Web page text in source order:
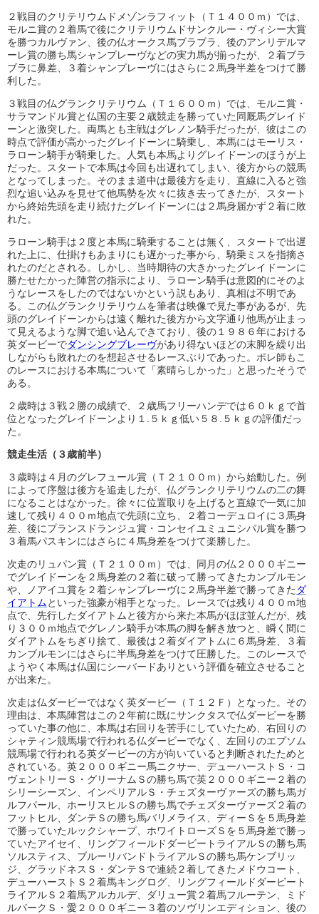
２戦目のクリテリウムドメゾンラフィット（Ｔ１４００ｍ）では、
モルニ賞の２着馬で後にクリテリウムドサンクルー・ヴィシー大賞
を勝つカルヴァン、後の仏オークス馬ブラブラ、後のアンリデルマ
ーレ賞の勝ち馬シャンプレーヴなどの実力馬が揃ったが、２着ブラ
ブラに鼻差、３着シャンプレーヴにはさらに２馬身半差をつけて勝
利した。
３戦目の仏グランクリテリウム（Ｔ１６００ｍ）では、モルニ賞・
サラマンドル賞と仏国の主要２歳競走を勝っていた同厩馬グレイド
ーンと激突した。両馬とも主戦はグレノン騎手だったが、彼はこの
時点で評価が高かったグレイドーンに騎乗し、本馬にはモーリス・
ラローン騎手が騎乗した。人気も本馬よりグレイドーンのほうが上
だった。スタートで本馬は今回も出遅れてしまい、後方からの競馬
となってしまった。そのまま道中は最後方を走り、直線に入ると強
烈な追い込みを見せて他馬勢を次々に抜き去ってきたが、スタート
から終始先頭を走り続けたグレイドーンには２馬身届かず２着に敗
れた。
ラローン騎手は２度と本馬に騎乗することは無く、スタートで出遅
れた上に、仕掛けもあまりにも遅かった事から、騎乗ミスを指摘さ
れたのだとされる。しかし、当時期待の大きかったグレイドーンに
勝たせたかった陣営の指示により、ラローン騎手は意図的にそのよ
うなレースをしたのではないかという説もあり、真相は不明であ
る。この仏グランクリテリウムを筆者は映像で見た事があるが、先
頭のグレイドーンからは遠く離れた後方から文字通り他馬が止まっ
て見えるような脚で追い込んできており、後の１９８６年における
英ダービーでダンシングブレーヴがあり得ないほどの末脚を繰り出
しながらも敗れたのを想起させるレースぶりであった。ポレ師もこ
のレースにおける本馬について「素晴らしかった」と思ったそうで
ある。
２歳時は３戦２勝の成績で、２歳馬フリーハンデでは６０ｋｇで首
位となったグレイドーンより１.５ｋｇ低い５８.５ｋｇの評価だっ
た。
競走生活（３歳前半）
３歳時は４月のグレフュール賞（Ｔ２１００ｍ）から始動した。例
によって序盤は後方を追走したが、仏グランクリテリウムの二の舞
になることはなかった。徐々に位置取りを上げると直線で一気に加
速して残り４００ｍ地点で先頭に立ち、２着コーデュロイに３馬身
差、後にプランスドランジュ賞・コンセイユミュニシパル賞を勝つ
３着馬パスキンにはさらに４馬身差をつけて楽勝した。
次走のリュパン賞（Ｔ２１００ｍ）では、同月の仏２０００ギニー
でグレイドーンを２馬身差の２着に破って勝ってきたカンブルモン
や、ノアイユ賞を２着シャンプレーヴに２馬身半差で勝ってきた ダ
イアトムといった強豪が相手となった。レースでは残り４００ｍ地
点で、先行したダイアトムと後方から来た本馬がほぼ並んだが、残
り３００ｍ地点でグレノン騎手が本馬の脚を解き放つと、瞬く間に
ダイアトムをちぎり捨て、最後は２着ダイアトムに６馬身差、３着
カンブルモンにはさらに半馬身差をつけて圧勝した。このレースで
ようやく本馬は仏国にシーバードありという評価を確立させること
が出来た。
次走は仏ダービーではなく英ダービー（Ｔ１２Ｆ）となった。その
理由は、本馬陣営はこの２年前に既にサンクタスで仏ダービーを勝
っていた事の他に、本馬は右回りを苦手にしていたため、右回りの
シャティン競馬場で行われる仏ダービーでなく、左回りのエプソム
競馬場で行われる英ダービーの方が向いていると判断されたためと
されている。英２０００ギニー馬ニクサー、デューハーストＳ・コ
ヴェントリーＳ・グリーナムＳの勝ち馬で英２０００ギニー２着の
シリーシーズン、インペリアルＳ・チェズターヴァーズの勝ち馬ガ
ルフパール、ホーリスヒルＳの勝ち馬でチェズターヴァーズ２着の
フットヒル、ダンテＳの勝ち馬バリメライス、ディーＳを５馬身差
で勝っていたルックシャープ、ホワイトローズＳを５馬身差で勝っ
ていたアイセイ、リングフィールドダービートライアルＳの勝ち馬
ソルスティス、ブルーリバンドトライアルＳの勝ち馬ケンブリッ
ジ、グラッドネスＳ・ダンテＳで連続２着してきたメドウコート、
デューハーストＳ２着馬キングログ、リングフィールドダービート
ライアルＳ２着馬アルカルデ、ダリュー賞２着馬フルーテン、ミド
ルパークＳ・愛２０００ギニー３着のソヴリンエディション、後の